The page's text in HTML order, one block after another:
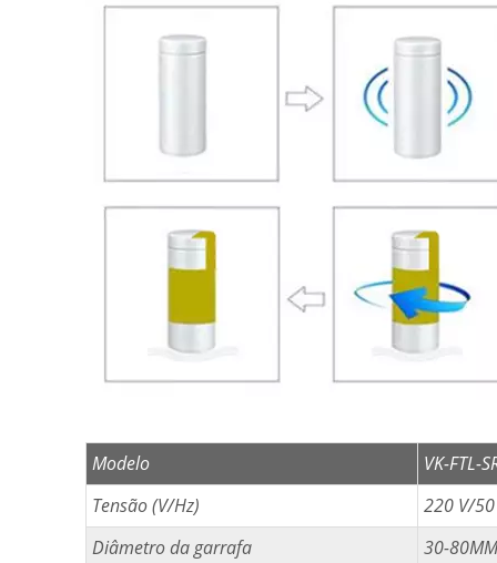
Modelo
VK-FTL-
Tensão (V/Hz)
220 V/
Diâmetro da garrafa
30-